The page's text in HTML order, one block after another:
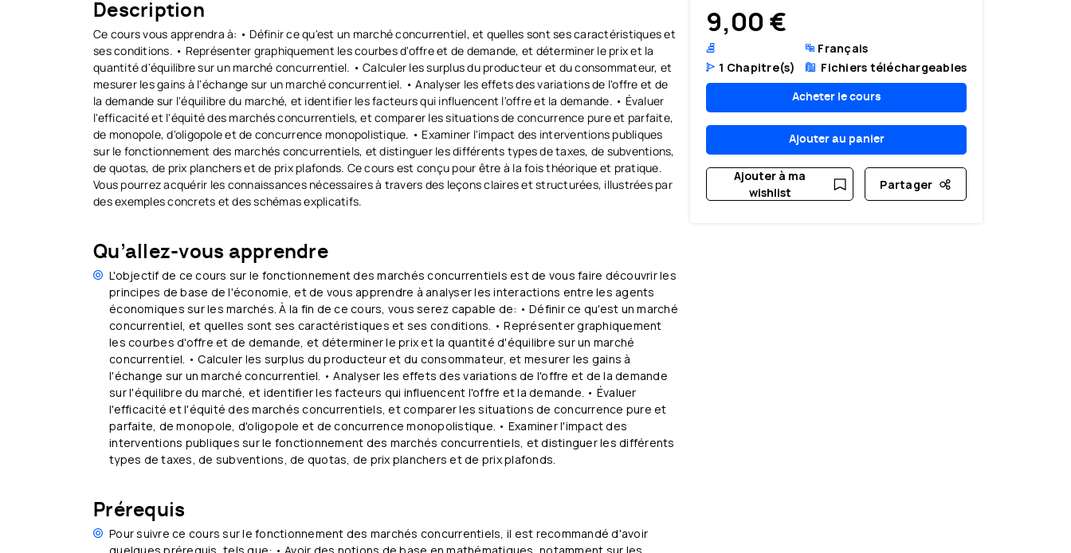
9,00 €
1 Chapitre(s)
Français
Fichiers téléchargeables
Acheter le cours
Ajouter au panier
Ajouter à ma
wishlist
Partager
Description
Ce cours vous apprendra à: • Définir ce qu'est un marché concurrentiel, et quelles sont ses caractéristiques et
ses conditions. • Représenter graphiquement les courbes d'offre et de demande, et déterminer le prix et la
quantité d'équilibre sur un marché concurrentiel. • Calculer les surplus du producteur et du consommateur, et
mesurer les gains à l'échange sur un marché concurrentiel. • Analyser les effets des variations de l'offre et de
la demande sur l'équilibre du marché, et identifier les facteurs qui influencent l'offre et la demande. • Évaluer
l'efficacité et l'équité des marchés concurrentiels, et comparer les situations de concurrence pure et parfaite,
de monopole, d'oligopole et de concurrence monopolistique. • Examiner l'impact des interventions publiques
sur le fonctionnement des marchés concurrentiels, et distinguer les différents types de taxes, de subventions,
de quotas, de prix planchers et de prix plafonds. Ce cours est conçu pour être à la fois théorique et pratique.
Vous pourrez acquérir les connaissances nécessaires à travers des leçons claires et structurées, illustrées par
des exemples concrets et des schémas explicatifs.
Qu’allez-vous apprendre
L'objectif de ce cours sur le fonctionnement des marchés concurrentiels est de vous faire découvrir les
principes de base de l'économie, et de vous apprendre à analyser les interactions entre les agents
économiques sur les marchés. À la fin de ce cours, vous serez capable de: • Définir ce qu'est un marché
concurrentiel, et quelles sont ses caractéristiques et ses conditions. • Représenter graphiquement
les courbes d'offre et de demande, et déterminer le prix et la quantité d'équilibre sur un marché
concurrentiel. • Calculer les surplus du producteur et du consommateur, et mesurer les gains à
l'échange sur un marché concurrentiel. • Analyser les effets des variations de l'offre et de la demande
sur l'équilibre du marché, et identifier les facteurs qui influencent l'offre et la demande. • Évaluer
l'efficacité et l'équité des marchés concurrentiels, et comparer les situations de concurrence pure et
parfaite, de monopole, d'oligopole et de concurrence monopolistique. • Examiner l'impact des
interventions publiques sur le fonctionnement des marchés concurrentiels, et distinguer les différents
types de taxes, de subventions, de quotas, de prix planchers et de prix plafonds.
Prérequis
Pour suivre ce cours sur le fonctionnement des marchés concurrentiels, il est recommandé d'avoir
quelques prérequis, tels que: • Avoir des notions de base en mathématiques, notamment sur les